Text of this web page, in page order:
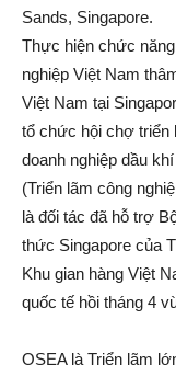
Sands, Singapore.
Thực hiện chức
nghiệp Việt Nam
Việt Nam tại
tổ chức hội chợ triển
doanh nghiệp dầu
(Triển lãm công
là đối tác đã hỗ trợ
thức Singapore của
Khu gian hàng Việt
quốc tế hồi tháng 4
OSEA là Triển lãm